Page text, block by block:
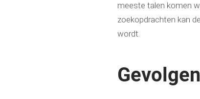
meeste talen komen
zoekopdrachten kan
wordt.